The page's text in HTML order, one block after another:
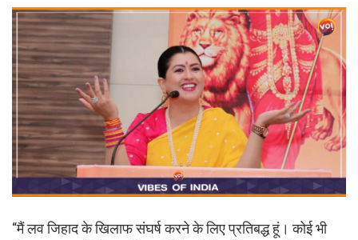
“मैं लव जिहाद के खिलाफ संघर्ष करने के लिए प्रतिबद्ध हूं। कोई भी